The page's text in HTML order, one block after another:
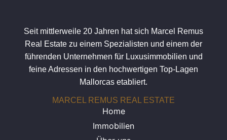
Seit mittlerweile 20 Jahren hat sich Marcel Remus
Real Estate zu einem Spezialisten und einem der
führenden Unternehmen für Luxusimmobilien und
feine Adressen in den hochwertigen Top-Lagen
Mallorcas etabliert.
MARCEL REMUS REAL ESTATE
Home
Immobilien